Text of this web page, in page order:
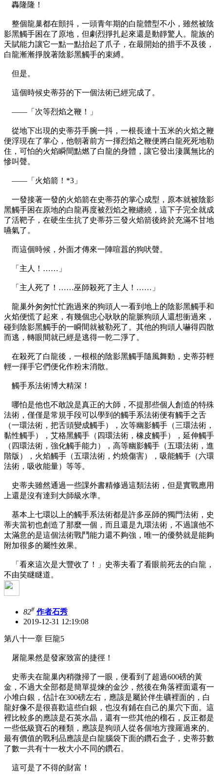
轟隆隆！
整個龍巢都在顫抖，一頭青年期的白龍體型不小，雖然被陰
影黑觸手困在了原地，但劇烈掙扎起來還是動靜驚人。龍族的
天賦能力讓它一點一點抬起了爪子，在最開始的措手不及後，
白龍漸漸掙脫著陰影黑觸手的束縛。
但是。
這個時候史蒂芬的下一個法術已經完成了。
——「次等烈焰之鞭！」
從地下出現的史蒂芬手腕一抖，一根長達十五米的火焰之鞭
便浮現在了掌心，他朝著前方一揮烈焰之鞭便將白龍死死地勒
住，可怕的火焰瞬間點燃了白龍的身體，讓它發出淒厲無比的
慘叫聲。
——「火焰箭！*3」
一發接著一發的火焰箭在史蒂芬的掌心成型，原本就被陰影
黑觸手困在原地的白龍再度被烈焰之鞭纏繞，這下子完全就成
了活靶子，在硬生生抗了史蒂芬三發火焰箭後終於充滿不甘地
嚥氣了。
而這個時候，外面才傳來一陣喧囂的狗吠聲。
「主人！……」
「主人死了！……巫師殺死了主人！……」
龍巢外匆匆忙忙跑過來的狗頭人一看到地上的陰影黑觸手和
火焰便慌了起來，有幾個忠心耿耿的龍脈狗頭人還想衝過來，
碰到陰影黑觸手的一瞬間就被勒死了。其他的狗頭人嚇得四散
而逃，轉眼間就已經是逃得一乾二淨了。
在殺死了白龍後，一根根的陰影黑觸手隨風舞動，史蒂芬輕
輕一揮手它們便化作粉末消散。
觸手系法術博大精深！
哪怕是他也不敢說是真正的大師，不提那些個人創造的特殊
法術，僅僅是常規手段可以學到的觸手系法術便有觸手之舌
（一環法術，把舌頭變成觸手），次等幽影觸手（三環法術，
黏性觸手），艾格黑觸手（四環法術，橡皮觸手），延伸觸手
（四環法術，強化觸手能力），高等幽影觸手（五環法術，進
階版），火焰觸手（五環法術，灼燒傷害），吸能觸手（六環
法術，吸收能量）等等。
史蒂夫雖然通過一些課外書精修過這類法術，但是實戰應用
上還是沒有達到大師級水準。
基本上七環以上的觸手系法術都是許多巫師的獨門法術，史
蒂夫當初也創造了那麼一個，而且還是九環法術，不過讓他不
太滿意的是這個法術戰鬥能力還不夠強，唯一的優勢就是能夠
附加很多的屬性效果。
「看來這次是大豐收了！」史蒂夫看了看眼前死去的白龍，
不由笑瞇瞇道。
82# 作者石秀
2019-12-31 12:19:08
第八十一章 巨龍5
屠龍果然是發家致富的捷徑！
史蒂夫在龍巢內稍微掃了一眼，便看到了超過600磅的黃
金，不過大全部都是簡單提煉的金沙，然後在角落裡面還有一
小堆白銀，估計在300磅左右，應該是屬於伴生礦裡面的，白
龍好像不是很喜歡這些白銀，也沒有鋪在自己的巢穴下面。這
裡比較多的應該是石英水晶，還有一些其他的榴石，反正都是
一些低級寶石的種類，應該是狗頭人從各個地方搜羅過來的。
最有價值的戰利品應該是白龍腦袋下面的鑽石盒子，史蒂芬數
了數一共有十一枚大小不同的鑽石。
這可是了不得的財富！